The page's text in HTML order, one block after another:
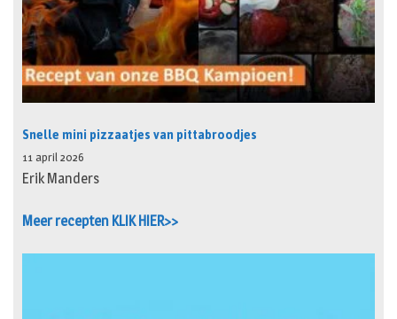
Snelle mini pizzaatjes van pittabroodjes
11 april 2026
Erik Manders
Meer recepten KLIK HIER>>